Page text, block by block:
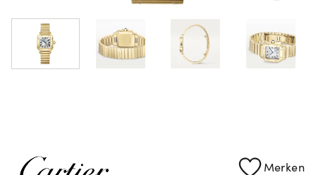
Rolex Certified Pre-Owned entdecken
Merken